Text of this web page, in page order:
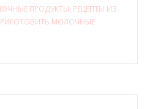
ПРОДУКТЫ. РЕЦЕПТЫ ИЗ
МОЛОЧНЫЕ